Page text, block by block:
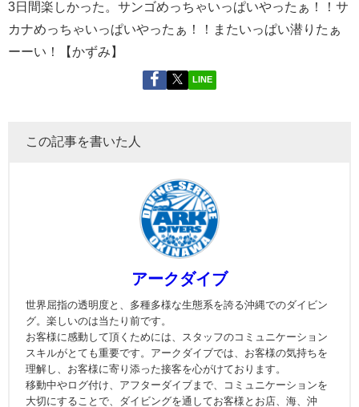
3日間楽しかった。サンゴめっちゃいっぱいやったぁ！！サ
カナめっちゃいっぱいやったぁ！！またいっぱい潜りたぁ
ーーい！【かずみ】
LINE
この記事を書いた人
アークダイブ
世界屈指の透明度と、多種多様な生態系を誇る沖縄でのダイビン
グ。楽しいのは当たり前です。
お客様に感動して頂くためには、スタッフのコミュニケーション
スキルがとても重要です。アークダイブでは、お客様の気持ちを
理解し、お客様に寄り添った接客を心がけております。
移動中やログ付け、アフターダイブまで、コミュニケーションを
大切にすることで、ダイビングを通してお客様とお店、海、沖